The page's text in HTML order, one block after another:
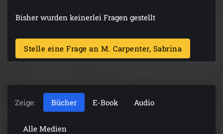
Bisher wurden keinerlei Fragen gestellt
Stelle eine Frage an M. Carpenter, Sabrina
Zeige: Bücher E-Book Audio
Alle Medien